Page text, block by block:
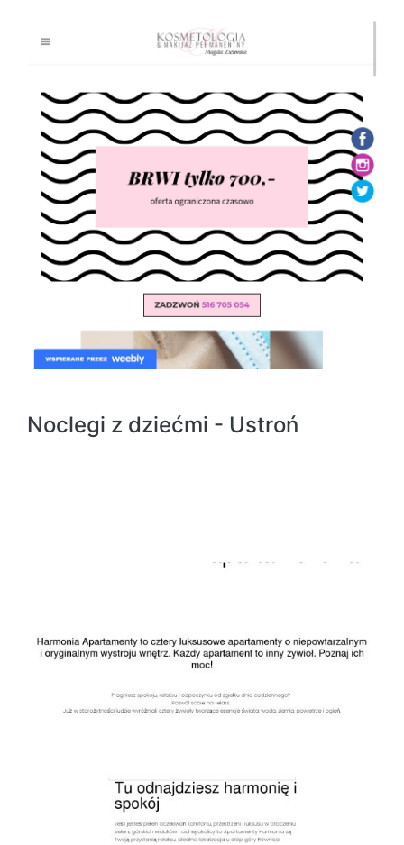
Noclegi z dziećmi - Ustroń